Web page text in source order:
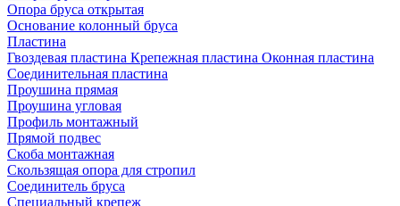
Опора бруса открытая
Основание колонный бруса
Пластина
Гвоздевая пластина Крепежная пластина Оконная пластина
Соединительная пластина
Проушина прямая
Проушина угловая
Профиль монтажный
Прямой подвес
Скоба монтажная
Скользящая опора для стропил
Соединитель бруса
Специальный крепеж